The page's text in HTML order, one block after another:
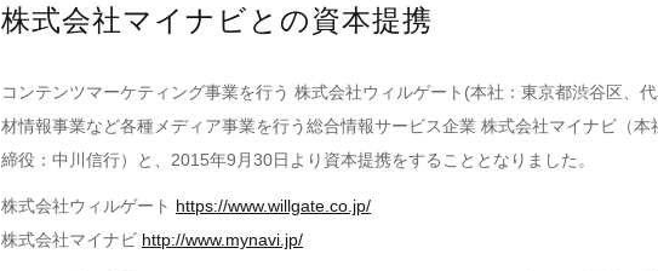
株式会社マイナビとの資本提携
コンテンツマーケティング事業を行う 株式会社ウィルゲート(本社：東京都渋谷区、
材情報事業など各種メディア事業を行う総合情報サービス企業 株式会社マイナビ（本
締役：中川信行）と、2015年9月30日より資本提携をすることとなりました。
株式会社ウィルゲート https://www.willgate.co.jp/
株式会社マイナビ http://www.mynavi.jp/